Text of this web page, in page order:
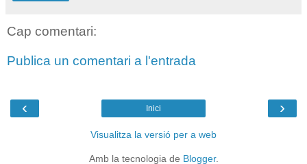
Cap comentari:
Publica un comentari a l'entrada
‹ ›
Inici
Visualitza la versió per a web
Amb la tecnologia de Blogger.